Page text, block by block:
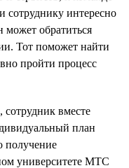
сотруднику интересно
может обратиться
Тот поможет найти
пройти процесс
вместе
план
получение
университете МТС